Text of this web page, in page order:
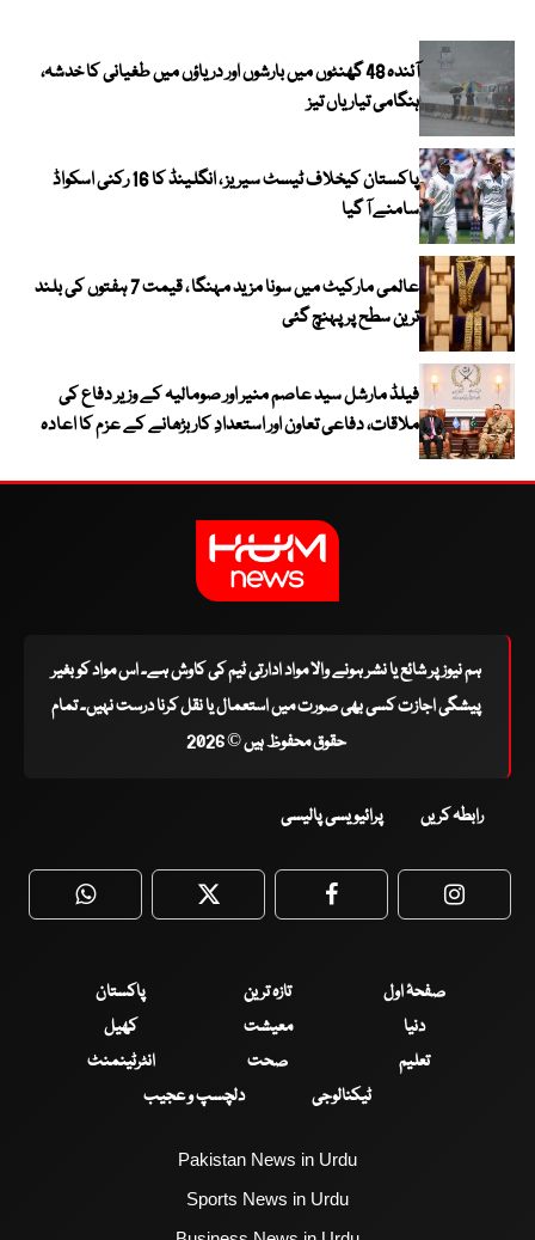
آئندہ 48 گھنٹوں میں بارشوں اور دریاؤں میں طغیانی کا خدشہ،
ہنگامی تیاریاں تیز
پاکستان کیخلاف ٹیسٹ سیریز ، انگلینڈ کا 16 رکنی اسکواڈ
سامنے آ گیا
عالمی مارکیٹ میں سونا مزید مہنگا ، قیمت 7 ہفتوں کی بلند
ترین سطح پر پہنچ گئی
فیلڈ مارشل سید عاصم منیر اور صومالیہ کے وزیر دفاع کی
ملاقات، دفاعی تعاون اور استعدادِ کار بڑھانے کے عزم کا اعادہ
ہم نیوز پر شائع یا نشر ہونے والا مواد ادارتی ٹیم کی کاوش ہے۔ اس مواد کو بغیر
پیشگی اجازت کسی بھی صورت میں استعمال یا نقل کرنا درست نہیں۔ تمام
حقوق محفوظ ہیں © 2026
رابطہ کریں پرائیویسی پالیسی
WhatsApp Twitter Facebook
صفحۂ اول تازہ ترین
پاکستان
دنیا
معیشت
کھیل
تعلیم
صحت
انٹرٹینمنٹ
ٹیکنالوجی
دلچسپ و عجیب
Pakistan News in Urdu
Sports News in Urdu